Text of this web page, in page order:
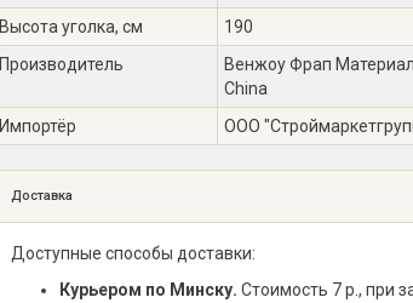
Высота уголка, см
190
Производитель
Венжоу Фрап
China
Импортёр
ООО
Доставка
Доступные способы доставки:
Курьером по Минску. Стоимость 7 р., при